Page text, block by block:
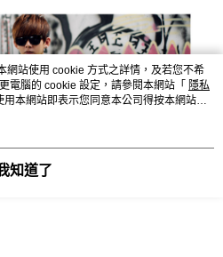
網站使用 cookie 方式之詳情，及若您不希
電腦的 cookie 設定，請參閱本網站「 隱私
用本網站即表示您同意本公司得按本網站使
知道了